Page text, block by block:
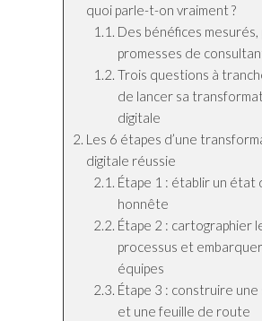
quoi parle-t-on vraiment ?
Des bénéfices mesurés,
promesses de
Trois questions à
de lancer sa
digitale
Les 6 étapes d’une
digitale réussie
Étape 1 : établir un état
honnête
Étape 2 : cartographier
processus et
équipes
Étape 3 : construire
et une feuille de route